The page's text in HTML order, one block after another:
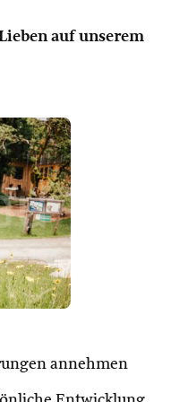
auf unserem
annehmen